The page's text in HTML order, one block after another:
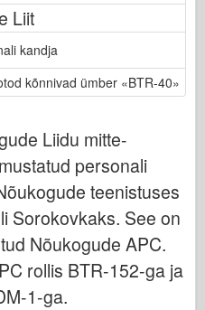
Liit
kandja
kõnnivad ümber «BTR-40»
Liidu mitte-
personali
teenistuses
Sorokovkaks. See on
Nõukogude APC.
rollis BTR-152-ga ja
1-ga.